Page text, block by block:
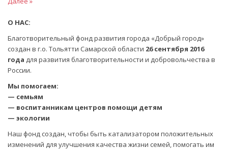
по
записям
О НАС:
Благотворительный фонд развития города «Добрый город»
создан в г.о. Тольятти Самарской области 26 сентября 2016
года для развития благотворительности и добровольчества в
России.
Мы помогаем:
— семьям
— воспитанникам центров помощи детям
— экологии
Наш фонд создан, чтобы быть катализатором положительных
изменений для улучшения качества жизни семей, помогать им